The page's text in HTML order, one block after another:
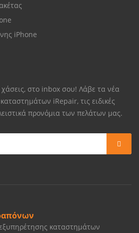
iPhone
στο inbox σου! Λάβε τα νέα
iRepair, τις ειδικές
προνόμια των πελάτων μας.
καταστημάτων